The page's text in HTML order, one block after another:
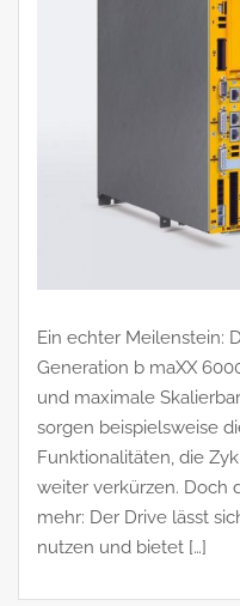
Ein echter Meilenstein:
Generation b maXX
und maximale
sorgen beispielsweise
Funktionalitäten, die
weiter verkürzen. Doch
mehr: Der Drive lässt
nutzen und bietet […]